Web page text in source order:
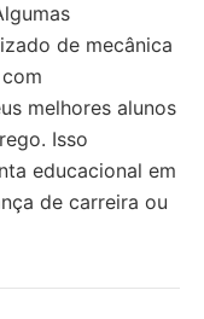
de mecânica
melhores alunos
Isso
educacional em
de carreira ou